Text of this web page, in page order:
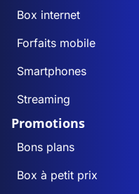
Box internet
Forfaits mobile
Smartphones
Streaming
Promotions
Bons plans
Box à petit prix